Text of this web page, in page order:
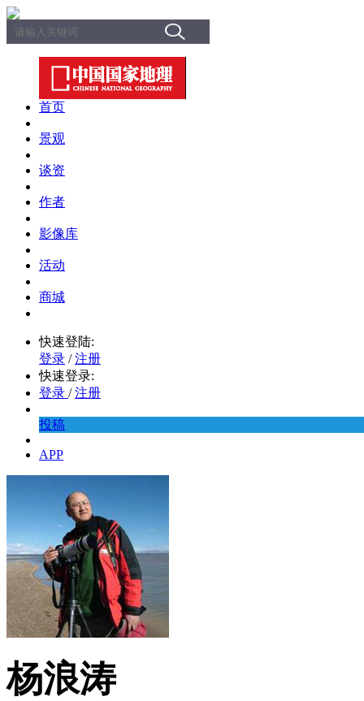
首页
景观
谈资
作者
影像库
活动
商城
快速登陆:
登录 / 注册
快速登录:
登录 / 注册
投稿
APP
杨浪涛